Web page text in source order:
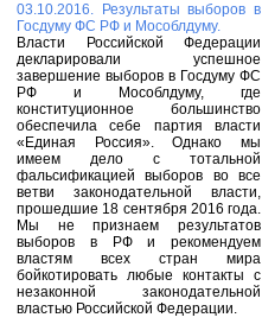
03.10.2016. Результаты выборов в
Госдуму ФС РФ и Мособлдуму.
Власти Российской Федерации
декларировали успешное
завершение выборов в Госдуму ФС
РФ и Мособлдуму, где
конституционное большинство
обеспечила себе партия власти
«Единая Россия». Однако мы
имеем дело с тотальной
фальсификацией выборов во все
ветви законодательной власти,
прошедшие 18 сентября 2016 года.
Мы не признаем результатов
выборов в РФ и рекомендуем
властям всех стран мира
бойкотировать любые контакты с
незаконной законодательной
властью Российской Федерации.